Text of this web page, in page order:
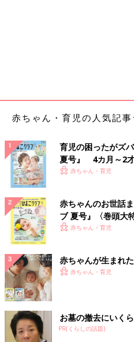
赤ちゃん・育児の人気記
育児の困ったがズ
夏号』 4カ月～2才
いっぱい！
赤ちゃん・育児
赤ちゃんのお世話
ブ 夏号』〈巻頭大
く！ おっぱい・ミ
赤ちゃん・育児
赤ちゃんが生まれ
赤ちゃん・育児
お墓の撤去にいく
PR(くらしの話題)